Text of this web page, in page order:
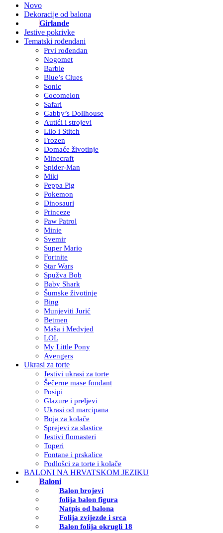
Novo
Dekoracije od balona
Girlande
Jestive pokrivke
Tematski rođendani
Prvi rođendan
Nogomet
Barbie
Blue’s Clues
Sonic
Cocomelon
Safari
Gabby’s Dollhouse
Autići i strojevi
Lilo i Stitch
Frozen
Domaće životinje
Minecraft
Spider-Man
Miki
Peppa Pig
Pokemon
Dinosauri
Princeze
Paw Patrol
Minie
Svemir
Super Mario
Fortnite
Star Wars
Spužva Bob
Baby Shark
Šumske životinje
Bing
Munjeviti Jurić
Betmen
Maša i Medvjed
LOL
My Little Pony
Avengers
Ukrasi za torte
Jestivi ukrasi za torte
Šečerne mase fondant
Posipi
Glazure i preljevi
Ukrasi od marcipana
Boja za kolače
Sprejevi za slastice
Jestivi flomasteri
Toperi
Fontane i prskalice
Podlošci za torte i kolače
BALONI NA HRVATSKOM JEZIKU
Baloni
Balon brojevi
folija balon figura
Natpis od balona
Folija zvijezde i srca
Balon folija okrugli 18